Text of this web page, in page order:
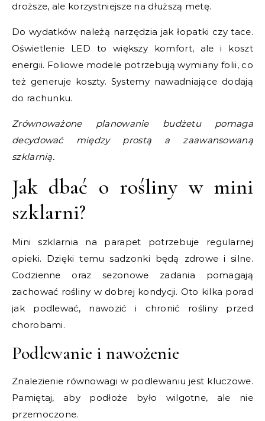
droższe, ale korzystniejsze na dłuższą metę.
Do wydatków należą narzędzia jak łopatki czy tace.
Oświetlenie LED to większy komfort, ale i koszt
energii. Foliowe modele potrzebują wymiany folii, co
też generuje koszty. Systemy nawadniające dodają
do rachunku.
Zrównoważone planowanie budżetu pomaga
decydować między prostą a zaawansowaną
szklarnią.
Jak dbać o rośliny w mini
szklarni?
Mini szklarnia na parapet potrzebuje regularnej
opieki. Dzięki temu sadzonki będą zdrowe i silne.
Codzienne oraz sezonowe zadania pomagają
zachować rośliny w dobrej kondycji. Oto kilka porad
jak podlewać, nawozić i chronić rośliny przed
chorobami.
Podlewanie i nawożenie
Znalezienie równowagi w podlewaniu jest kluczowe.
Pamiętaj, aby podłoże było wilgotne, ale nie
przemoczone.